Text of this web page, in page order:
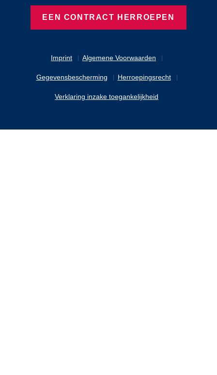
Imprint Algemene Voorwaarden
Gegevensbescherming Herroepingsrecht
Verklaring inzake toegankelijkheid
EEN CONTRACT HERROEPEN